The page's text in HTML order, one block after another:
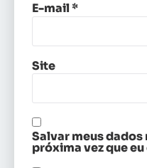
E-mail*
Site
Salvar meus
próxima vez que